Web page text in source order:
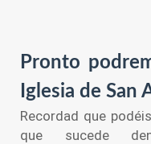
Pronto
Iglesia de San
Recordad que
que sucede